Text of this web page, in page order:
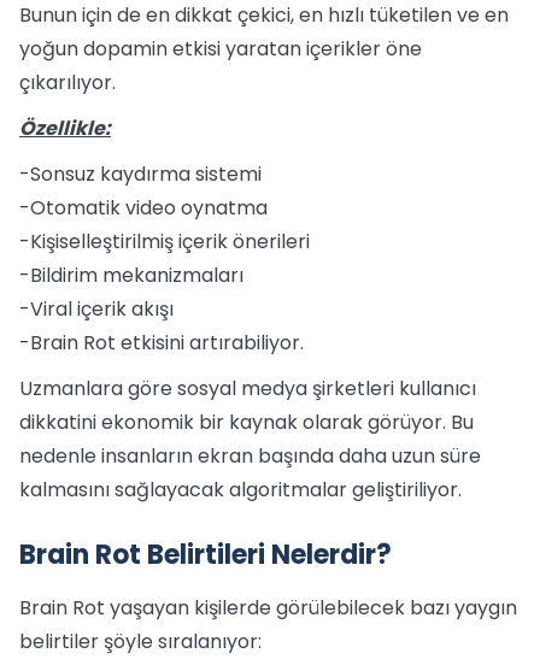
Bunun için de en dikkat çekici, en hızlı tüketilen ve en
yoğun dopamin etkisi yaratan içerikler öne
çıkarılıyor.
Özellikle:
-Sonsuz kaydırma sistemi
-Otomatik video oynatma
-Kişiselleştirilmiş içerik önerileri
-Bildirim mekanizmaları
-Viral içerik akışı
-Brain Rot etkisini artırabiliyor.
Uzmanlara göre sosyal medya şirketleri kullanıcı
dikkatini ekonomik bir kaynak olarak görüyor. Bu
nedenle insanların ekran başında daha uzun süre
kalmasını sağlayacak algoritmalar geliştiriliyor.
Brain Rot Belirtileri Nelerdir?
Brain Rot yaşayan kişilerde görülebilecek bazı yaygın
belirtiler şöyle sıralanıyor: